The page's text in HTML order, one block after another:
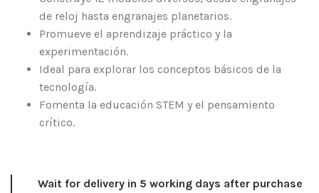
de reloj hasta engranajes planetarios.
Promueve el aprendizaje práctico y la
experimentación.
Ideal para explorar los conceptos básicos de la
tecnología.
Fomenta la educación STEM y el pensamiento
crítico.
Wait for delivery in 5 working days after purchase